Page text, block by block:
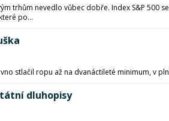
trhům nevedlo vůbec dobře. Index S&P
po...
stlačil ropu až na dvanáctileté minimum, v
dluhopisy